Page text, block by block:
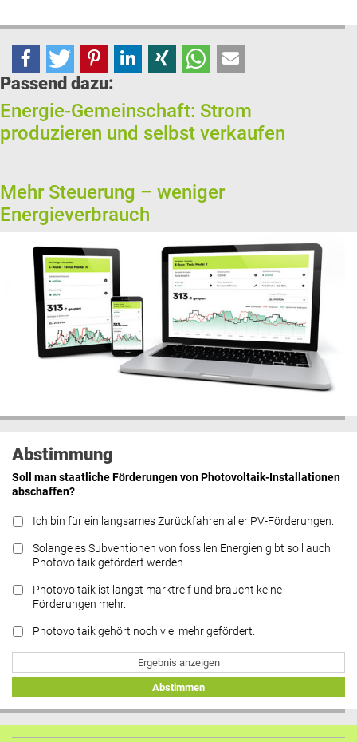
Passend dazu:
Energie-Gemeinschaft: Strom
produzieren und selbst verkaufen
Mehr Steuerung – weniger
Energieverbrauch
Abstimmung
Soll man staatliche Förderungen von Photovoltaik-Installationen
abschaffen?
Ich bin für ein langsames Zurückfahren aller PV-Förderungen.
Solange es Subventionen von fossilen Energien gibt soll auch
Photovoltaik gefördert werden.
Photovoltaik ist längst marktreif und braucht keine
Förderungen mehr.
Photovoltaik gehört noch viel mehr gefördert.
Ergebnis anzeigen
Abstimmen